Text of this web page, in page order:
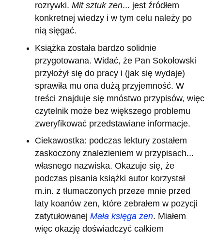
rozrywki. Mit sztuk zen... jest źródłem
konkretnej wiedzy i w tym celu należy po
nią sięgać.
Książka została bardzo solidnie
przygotowana. Widać, że Pan Sokołowski
przyłożył się do pracy i (jak się wydaje)
sprawiła mu ona dużą przyjemność. W
treści znajduje się mnóstwo przypisów, więc
czytelnik może bez większego problemu
zweryfikować przedstawiane informacje.
Ciekawostka: podczas lektury zostałem
zaskoczony znalezieniem w przypisach...
własnego nazwiska. Okazuje się, że
podczas pisania książki autor korzystał
m.in. z tłumaczonych przeze mnie przed
laty koanów zen, które zebrałem w pozycji
zatytułowanej Mała księga zen. Miałem
więc okazję doświadczyć całkiem